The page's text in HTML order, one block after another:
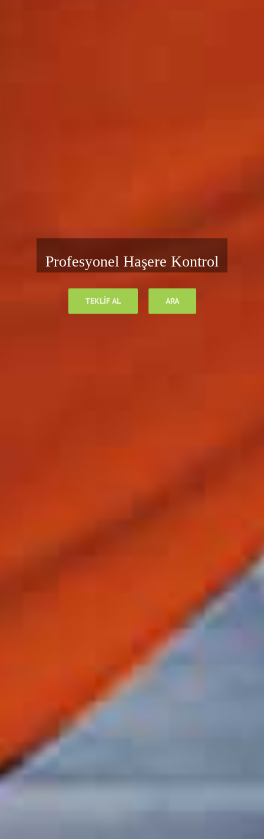
Kontrol İlaçlama Servisi
TEKLIF AL ARA